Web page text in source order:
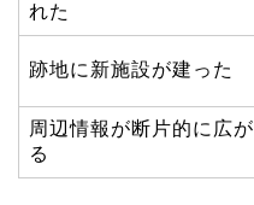
れた
跡地に新施設が建った
周辺情報が断片的に広が
る